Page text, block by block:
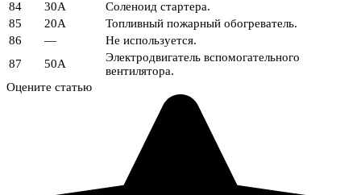
84
30А
Соленоид стартера.
85
20А
Топливный пожарный обогреватель.
86
—
Не используется.
87
50А
Электродвигатель вспомогательного
вентилятора.
Оцените статью